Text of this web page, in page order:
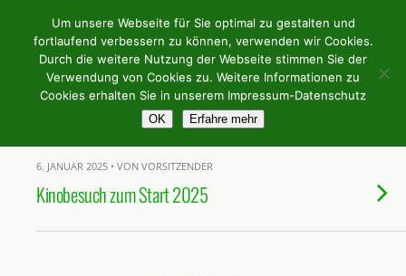
Weingilde Bergstrasse e.V.
Tags › Kino
6. JANUAR 2025 • VON VORSITZENDER
Kinobesuch zum Start 2025
Um unsere Webseite für Sie optimal zu gestalten und
fortlaufend verbessern zu können, verwenden wir Cookies.
Durch die weitere Nutzung der Webseite stimmen Sie der
Verwendung von Cookies zu. Weitere Informationen zu
Cookies erhalten Sie in unserem Impressum-Datenschutz
OK Erfahre mehr